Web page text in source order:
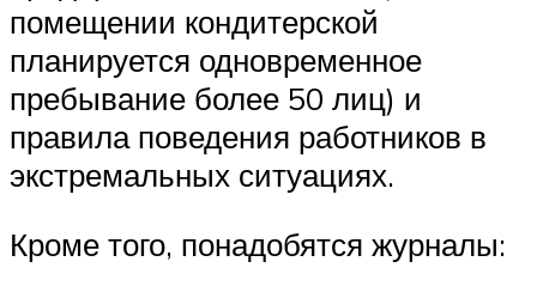
помещении кондитерской
планируется одновременное
пребывание более 50 лиц) и
правила поведения работников в
экстремальных ситуациях.
Кроме того, понадобятся журналы: